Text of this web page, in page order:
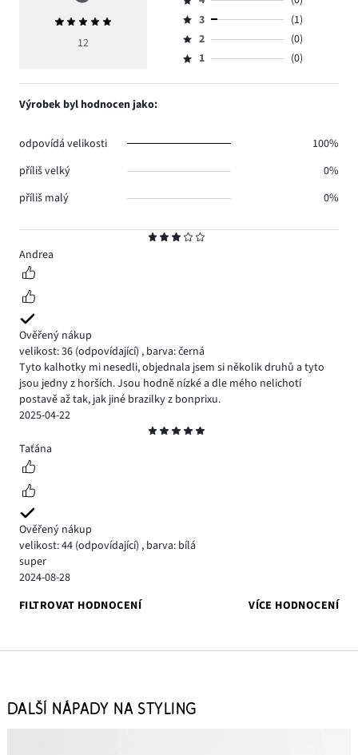
3
Andrea
Ověřený nákup
velikost: 36 (odpovídající) , barva: černá
Tyto kalhotky mi nesedli, objednala jsem si několik druhů a tyto
jsou jedny z horších. Jsou hodně nízké a dle mého nelichotí
postavě až tak, jak jiné brazilky z bonprixu.
2025-04-22
5
Taťána
Ověřený nákup
velikost: 44 (odpovídající) , barva: bílá
super
2024-08-28
FILTROVAT HODNOCENÍ
VÍCE HODNOCENÍ
Průměrné
hodnocení
12
5,
počet
hlasů
11.
Hodnocení
4,
počet
hlasů
Hodnocení
3,
počet
3
(1)
Hodnocení
2,
2
(0)
Hodnocení
1,
1 (0)
Výrobek byl hodnocen jako:
odpovídá velikosti
100%
příliš velký
0%
příliš malý
0%
DALŠÍ NÁPADY NA STYLING